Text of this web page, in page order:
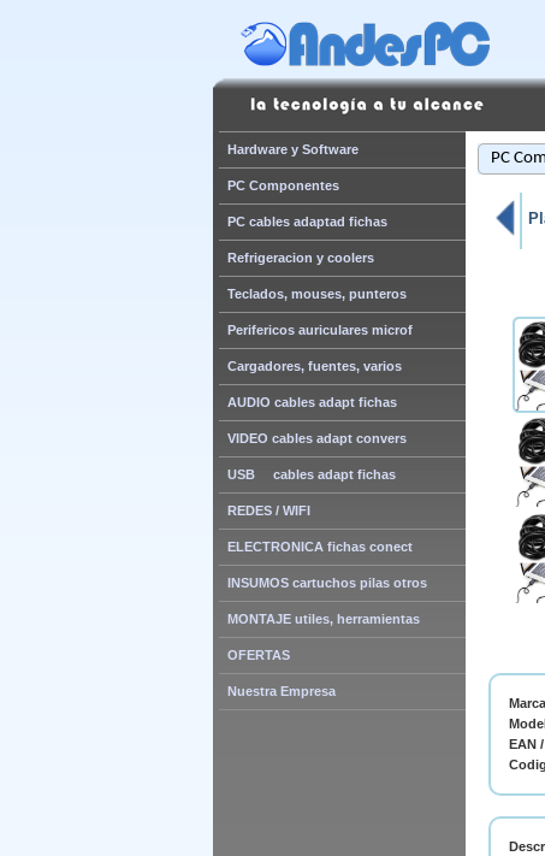
Hardware y Software
PC Componentes
PC cables adaptad fichas
Refrigeracion y coolers
Teclados, mouses, punteros
Perifericos auriculares microf
Cargadores, fuentes, varios
AUDIO cables adapt fichas
VIDEO cables adapt convers
USB cables adapt fichas
REDES / WIFI
ELECTRONICA fichas conect
INSUMOS cartuchos pilas otros
MONTAJE utiles, herramientas
OFERTAS
Nuestra Empresa
PC
EAN